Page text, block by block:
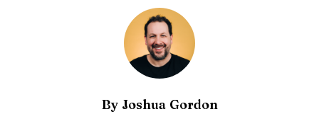
ByJoshua Gordon